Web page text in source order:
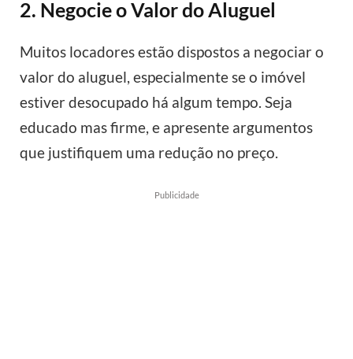
2. Negocie o Valor do Aluguel
Muitos locadores estão dispostos a negociar o
valor do aluguel, especialmente se o imóvel
estiver desocupado há algum tempo. Seja
educado mas firme, e apresente argumentos
que justifiquem uma redução no preço.
Publicidade